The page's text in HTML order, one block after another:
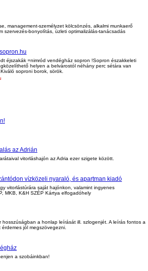
management-személyzet kölcsönzés, alkalmi munkaerő
szervezés-bonyolítás, üzleti optimalizálás-tanácsadás
éjszakák =nimród vendégház sopron !Sopron északkeleti
helyen a belvárostól néhány perc sétára van
soproni borok, sörök.
az Adrián
vitorláshajón az Adria ezer szigete között.
vízközeli nyaraló, és apartman kiadó
vitorlástúrára saját hajónkon, valamint ingyenes
MKB, K&H SZÉP Kártya elfogadóhely
a honlap leírását ill. szlogenjét. A leírás fontos a
jól megszövegezni.
a szobáinkban!